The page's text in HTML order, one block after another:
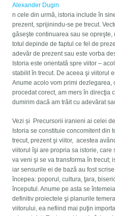
Alexander Dugin
n cele din urmă, istoria include în
prezent, sprijinindu-se pe trecut.
găseşte continuarea sau se
totul depinde de faptul ce fel de
adevăr de prezent sau este vorba
Istoria este orientată spre viitor –
stabilit în trecut. De aceea şi viitorul
Anume acolo vom primi dezlegarea,
procedat corect, am mers în direcţia
dumirim dacă am trăit cu adevărat
Vezi și Precursorii iranieni ai celei
Istoria se constituie concomitent din
trecut, prezent şi viitor, acestea
viitorul îşi are propria sa istorie, care
va veni şi se va transforma în trecut;
iar sensurile ei de bază au fost
începea: poporul, cultura, ţara,
începutul. Anume pe asta se
definitiv proiectele şi planurile
viitorului, ea nefiind mai puţin